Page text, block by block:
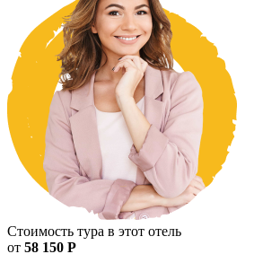
Стоимость тура в этот отель
от 58 150 Р